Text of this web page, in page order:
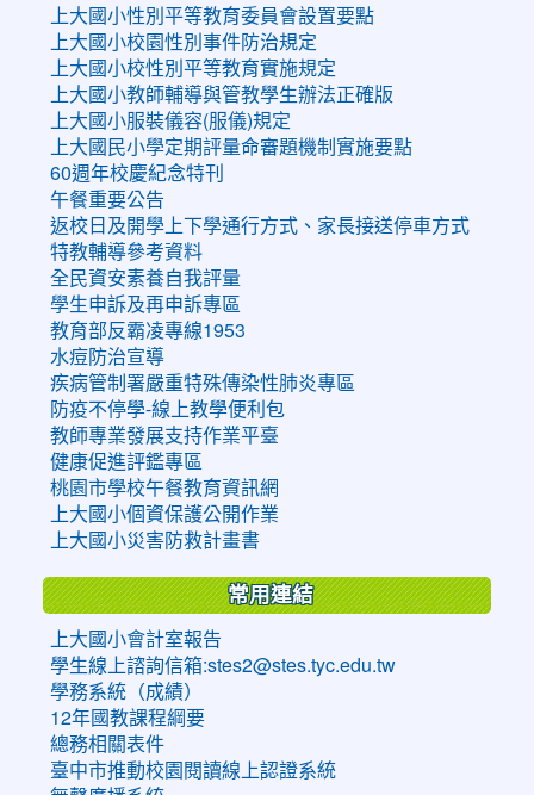
上大國小性別平等教育委員會設置要點
上大國小校園性別事件防治規定
上大國小校性別平等教育實施規定
上大國小教師輔導與管教學生辦法正確版
上大國小服裝儀容(服儀)規定
上大國民小學定期評量命審題機制實施要點
60週年校慶紀念特刊
午餐重要公告
返校日及開學上下學通行方式、家長接送停車方式
特教輔導參考資料
全民資安素養自我評量
學生申訴及再申訴專區
教育部反霸凌專線1953
水痘防治宣導
疾病管制署嚴重特殊傳染性肺炎專區
防疫不停學-線上教學便利包
教師專業發展支持作業平臺
健康促進評鑑專區
桃園市學校午餐教育資訊網
上大國小個資保護公開作業
上大國小災害防救計畫書
常用連結
上大國小會計室報告
學生線上諮詢信箱:stes2@stes.tyc.edu.tw
學務系統（成績）
12年國教課程綱要
總務相關表件
臺中市推動校園閱讀線上認證系統